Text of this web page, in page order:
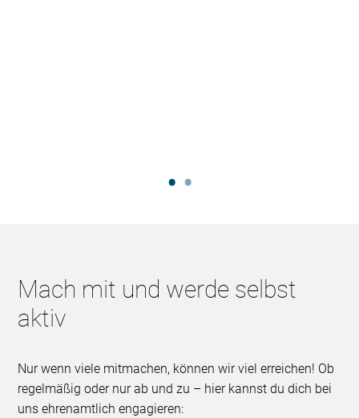
Mach mit und werde selbst
aktiv
Nur wenn viele mitmachen, können wir viel erreichen! Ob
regelmäßig oder nur ab und zu – hier kannst du dich bei
uns ehrenamtlich engagieren: